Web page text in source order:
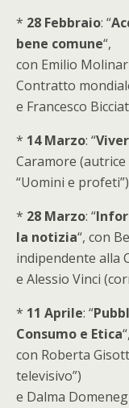
* 28 Febbraio: “
bene comune“,
con Emilio
Contratto
e Francesco
* 14 Marzo: “
Caramore
“Uomini e profeti”)
* 28 Marzo: “
la notizia“, con
indipendente alla
e Alessio Vinci
* 11 Aprile: “
Consumo e Etica“,
con Roberta
televisivo”)
e Dalma